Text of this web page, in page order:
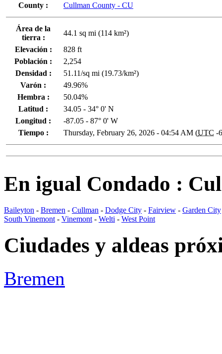
County :
Cullman County - CU
Área de la
tierra :
44.1 sq mi (114 km²)
Elevación :
828 ft
Población :
2,254
Densidad :
51.11/sq mi (19.73/km²)
Varón :
49.96%
Hembra :
50.04%
Latitud :
34.05 - 34° 0' N
Longitud :
-87.05 - 87° 0' W
Tiempo :
Thursday, February 26, 2026 - 04:54 AM (UTC -
En igual Condado :
Baileyton - Bremen - Cullman - Dodge City - Fairview - Garden City
South Vinemont - Vinemont - Welti - West Point
Ciudades y aldeas
Bremen